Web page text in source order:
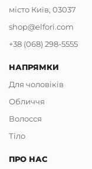
місто Київ, 03037
shop@elfori.com
+38 (068) 298-5555
НАПРЯМКИ
Для чоловіків
Обличчя
Волосся
Тіло
ПРО НАС